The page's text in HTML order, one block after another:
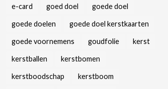
e-card goed doel goede doel
goede doelen goede doel kerstkaarten
goede voornemens goudfolie kerst
kerstballen kerstbomen
kerstboodschap kerstboom